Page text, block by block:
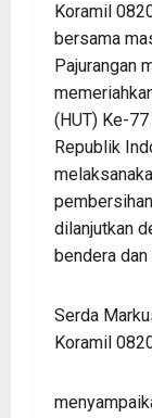
Koramil
bersama
Pajurangan
(HUT) Ke-
Republik
dilanjutkan
bendera
Serda
Koramil